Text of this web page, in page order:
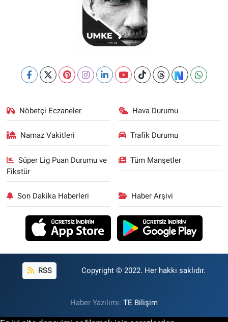
Nöbetçi Eczaneler Hava Durumu
Namaz Vakitleri Trafik Durumu
Süper Lig Puan Durumu ve
Fikstür
Tüm Manşetler
Son Dakika Haberleri Haber Arşivi
RSS Copyright © 2022. Her hakkı saklıdır.
Haber Yazılımı: TE Bilişim